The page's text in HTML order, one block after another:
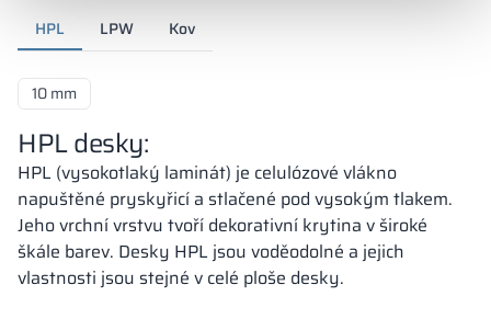
HPL LPW Kov
10 mm
HPL desky:
HPL (vysokotlaký laminát) je celulózové vlákno
napuštěné pryskyřicí a stlačené pod vysokým tlakem.
Jeho vrchní vrstvu tvoří dekorativní krytina v široké
škále barev. Desky HPL jsou voděodolné a jejich
vlastnosti jsou stejné v celé ploše desky.